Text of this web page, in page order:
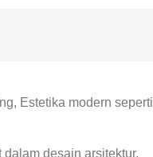
Estetika modern seperti
desain arsitektur,